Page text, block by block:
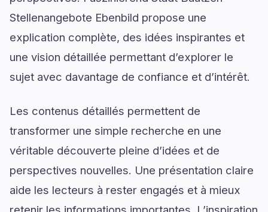
Stellenangebote Ebenbild propose une
explication complète, des idées inspirantes et
une vision détaillée permettant d’explorer le
sujet avec davantage de confiance et d’intérêt.
Les contenus détaillés permettent de
transformer une simple recherche en une
véritable découverte pleine d’idées et de
perspectives nouvelles. Une présentation claire
aide les lecteurs à rester engagés et à mieux